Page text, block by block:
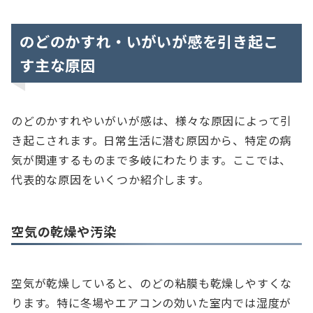
のどのかすれ・いがいが感を引き起こ
す主な原因
のどのかすれやいがいが感は、様々な原因によって引
き起こされます。日常生活に潜む原因から、特定の病
気が関連するものまで多岐にわたります。ここでは、
代表的な原因をいくつか紹介します。
空気の乾燥や汚染
空気が乾燥していると、のどの粘膜も乾燥しやすくな
ります。特に冬場やエアコンの効いた室内では湿度が